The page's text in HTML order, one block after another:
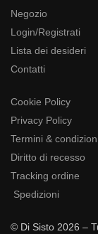
Negozio
Login/Registrati
Lista dei desideri
Contatti
Cookie Policy
Privacy Policy
Termini &
Diritto di recesso
Tracking ordine
Spedizioni
© Di Sisto 2026 –